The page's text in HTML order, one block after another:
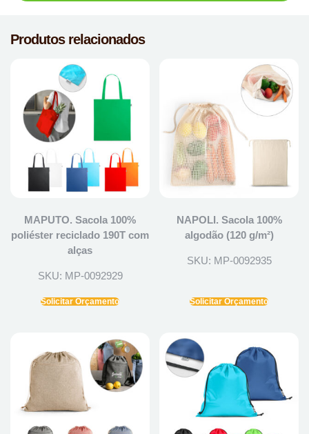
Produtos relacionados
MAPUTO. Sacola 100%
poliéster reciclado 190T com
alças
SKU: MP-0092929
Solicitar Orçamento
NAPOLI. Sacola 100%
algodão (120 g/m²)
SKU: MP-0092935
Solicitar Orçamento